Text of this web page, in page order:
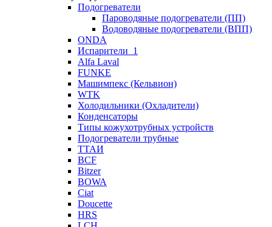
Подогреватели
Пароводяные подогреватели (ПП)
Водоводяные подогреватели (ВПП)
ONDA
Испарители_1
Alfa Laval
FUNKE
Машимпекс (Кельвион)
WTK
Холодильники (Охладители)
Конденсаторы
Типы кожухотрубных устройств
Подогреватели трубные
ТТАИ
BCF
Bitzer
BOWA
Ciat
Doucette
HRS